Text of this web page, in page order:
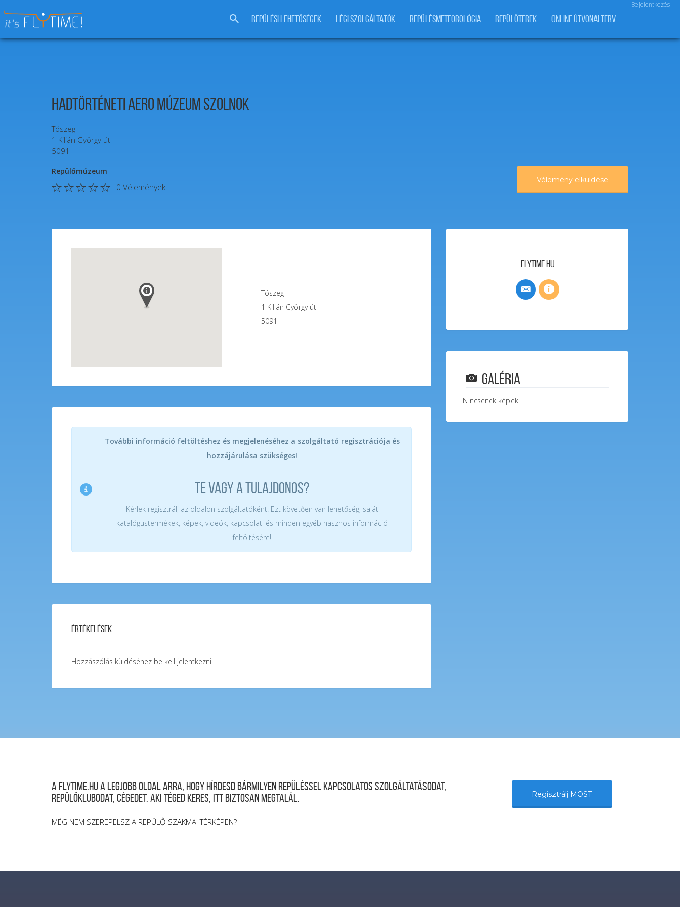
Bejelentkezés
REPÜLÉSI LEHETŐSÉGEK LÉGI SZOLGÁLTATÓK REPÜLÉSMETEOROLÓGIA REPÜLŐTEREK ONLINE ÚTVONALTERV
Keresés:
Hadtörténeti Aero Múzeum Szolnok
Tószeg
1 Kilián György út
5091
Repülőmúzeum
0 Vélemények
Vélemény elküldése
Tószeg
1 Kilián György út
5091
További információ feltöltéshez és megjelenéséhez a szolgáltató regisztrációja és
hozzájárulása szükséges!
TE VAGY A TULAJDONOS?
Kérlek regisztrálj az oldalon szolgáltatóként. Ezt követően van lehetőség, saját
katalógustermékek, képek, videók, kapcsolati és minden egyéb hasznos információ
feltöltésére!
Értékelések
Hozzászólás küldéséhez be kell jelentkezni.
FlyTime.hu
Galéria
Nincsenek képek.
A FLYTIME.HU a legjobb oldal arra, hogy hírdesd bármilyen repüléssel kapcsolatos szolgáltatásodat,
repülőklubodat, cégedet. Aki téged keres, itt biztosan megtalál.
MÉG NEM SZEREPELSZ A REPÜLŐ-SZAKMAI TÉRKÉPEN?
Regisztrálj MOST